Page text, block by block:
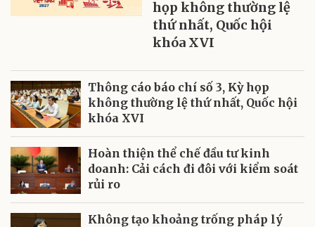
họp không thường lệ
thứ nhất, Quốc hội
khóa XVI
Thông cáo báo chí số 3, Kỳ họp
không thường lệ thứ nhất, Quốc hội
khóa XVI
Hoàn thiện thể chế đầu tư kinh
doanh: Cải cách đi đôi với kiểm soát
rủi ro
Không tạo khoảng trống pháp lý